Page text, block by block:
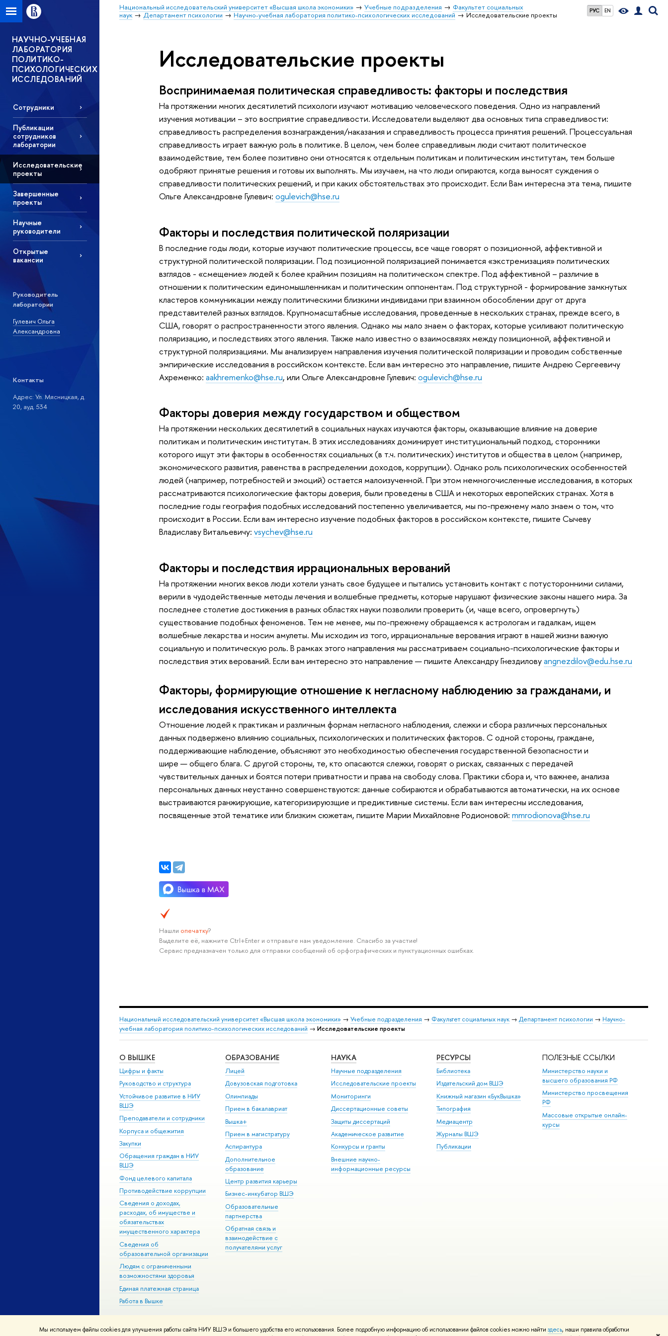
Мы используем файлы cookies для улучшения работы сайта НИУ ВШЭ и большего удобства его использования. Более подробную информацию об использовании файлов cookies можно найти здесь, наши правила обработки
РУС EN
Национальный исследовательский университет «Высшая школа экономики» Учебные подразделения
Факультет социальных
наук
Департамент психологии Научно-учебная лаборатория политико-психологических исследований Исследовательские проекты
НАУЧНО-УЧЕБНАЯ
ЛАБОРАТОРИЯ
ПОЛИТИКО-
ПСИХОЛОГИЧЕСКИХ
ИССЛЕДОВАНИЙ
Сотрудники
Публикации
сотрудников
лаборатории
Исследовательские
проекты
Завершенные
проекты
Научные
руководители
Открытые
вакансии
Руководитель
лаборатории
Гулевич Ольга
Александровна
Контакты
Адрес: Ул. Мясницкая, д.
20, ауд. 534
Исследовательские проекты
Воспринимаемая политическая справедливость: факторы и последствия
На протяжении многих десятилетий психологи изучают мотивацию человеческого поведения. Одно из направлений
изучения мотивации – это восприятие справедливости. Исследователи выделяют два основных типа справедливости:
справедливость распределения вознаграждения/наказания и справедливость процесса принятия решений. Процессуальная
справедливость играет важную роль в политике. В целом, чем более справедливым люди считают политическое
взаимодействие, тем более позитивно они относятся к отдельным политикам и политическим институтам, тем больше
одобряют принятые решения и готовы их выполнять. Мы изучаем, на что люди опираются, когда выносят суждения о
справедливости политических решений, и при каких обстоятельствах это происходит. Если Вам интересна эта тема, пишите
Ольге Александровне Гулевич: ogulevich@hse.ru
Факторы и последствия политической поляризации
В последние годы люди, которые изучают политические процессы, все чаще говорят о позиционной, аффективной и
структурной политической поляризации. Под позиционной поляризацией понимается «экстремизация» политических
взглядов - «смещение» людей к более крайним позициям на политическом спектре. Под аффективной – различие в
отношении к политическим единомышленникам и политическим оппонентам. Под структурной - формирование замкнутых
кластеров коммуникации между политическими близкими индивидами при взаимном обособлении друг от друга
представителей разных взглядов. Крупномасштабные исследования, проведенные в нескольких странах, прежде всего, в
США, говорят о распространенности этого явления. Однако мы мало знаем о факторах, которые усиливают политическую
поляризацию, и последствиях этого явления. Также мало известно о взаимосвязях между позиционной, аффективной и
структурной поляризациями. Мы анализируем направления изучения политической поляризации и проводим собственные
эмпирические исследования в российском контексте. Если вам интересно это направление, пишите Андрею Сергеевичу
Ахременко: aakhremenko@hse.ru, или Ольге Александровне Гулевич: ogulevich@hse.ru
Факторы доверия между государством и обществом
На протяжении нескольких десятилетий в социальных науках изучаются факторы, оказывающие влияние на доверие
политикам и политическим институтам. В этих исследованиях доминирует институциональный подход, сторонники
которого ищут эти факторы в особенностях социальных (в т.ч. политических) институтов и общества в целом (например,
экономического развития, равенства в распределении доходов, коррупции). Однако роль психологических особенностей
людей (например, потребностей и эмоций) остается малоизученной. При этом немногочисленные исследования, в которых
рассматриваются психологические факторы доверия, были проведены в США и некоторых европейских странах. Хотя в
последние годы география подобных исследований постепенно увеличивается, мы по-прежнему мало знаем о том, что
происходит в России. Если вам интересно изучение подобных факторов в российском контексте, пишите Сычеву
Владиславу Витальевичу: vsychev@hse.ru
Факторы и последствия иррациональных верований
На протяжении многих веков люди хотели узнать свое будущее и пытались установить контакт с потусторонними силами,
верили в чудодейственные методы лечения и волшебные предметы, которые нарушают физические законы нашего мира. За
последнее столетие достижения в разных областях науки позволили проверить (и, чаще всего, опровергнуть)
существование подобных феноменов. Тем не менее, мы по-прежнему обращаемся к астрологам и гадалкам, ищем
волшебные лекарства и носим амулеты. Мы исходим из того, иррациональные верования играют в нашей жизни важную
социальную и политическую роль. В рамках этого направления мы рассматриваем социально-психологические факторы и
последствия этих верований. Если вам интересно это направление — пишите Александру Гнездиловуangnezdilov@edu.hse.ru
Факторы, формирующие отношение к негласному наблюдению за гражданами, и
исследования искусственного интеллекта
Отношение людей к практикам и различным формам негласного наблюдения, слежки и сбора различных персональных
данных подвержено влиянию социальных, психологических и политических факторов. С одной стороны, граждане,
поддерживающие наблюдение, объясняют это необходимостью обеспечения государственной безопасности и
шире — общего блага. С другой стороны, те, кто опасаются слежки, говорят о рисках, связанных с передачей
чувствительных данных и боятся потери приватности и права на свободу слова. Практики сбора и, что важнее, анализа
персональных данных неустанно совершенствуются: данные собираются и обрабатываются автоматически, на их основе
выстраиваются ранжирующие, категоризируюзщие и предиктивные системы. Если вам интересны исследования,
посвященные этой тематике или близким сюжетам, пишите Марии Михайловне Родионовой: mmrodionova@hse.ru
Нашли опечатку?
Выделите её, нажмите Ctrl+Enter и отправьте нам уведомление. Спасибо за участие!
Сервис предназначен только для отправки сообщений об орфографических и пунктуационных ошибках.
Национальный исследовательский университет «Высшая школа экономики» → Учебные подразделения → Факультет социальных наук → Департамент психологии → Научно-
учебная лаборатория политико-психологических исследований → Исследовательские проекты
О ВЫШКЕ
Цифры и факты
Руководство и структура
Устойчивое развитие в НИУ
ВШЭ
Преподаватели и сотрудники
Корпуса и общежития
Закупки
Обращения граждан в НИУ
ВШЭ
Фонд целевого капитала
Противодействие коррупции
Сведения о доходах,
расходах, об имуществе и
обязательствах
имущественного характера
Сведения об
образовательной организации
Людям с ограниченными
возможностями здоровья
Единая платежная страница
Работа в Вышке
ОБРАЗОВАНИЕ
Лицей
Довузовская подготовка
Олимпиады
Прием в бакалавриат
Вышка+
Прием в магистратуру
Аспирантура
Дополнительное
образование
Центр развития карьеры
Бизнес-инкубатор ВШЭ
Образовательные
партнерства
Обратная связь и
взаимодействие с
получателями услуг
НАУКА
Научные подразделения
Исследовательские проекты
Мониторинги
Диссертационные советы
Защиты диссертаций
Академическое развитие
Конкурсы и гранты
Внешние научно-
информационные ресурсы
РЕСУРСЫ
Библиотека
Издательский дом ВШЭ
Книжный магазин «БукВышка»
Типография
Медиацентр
Журналы ВШЭ
Публикации
ПОЛЕЗНЫЕ ССЫЛКИ
Министерство науки и
высшего образования РФ
Министерство просвещения
РФ
Массовые открытые онлайн-
курсы
Редактору
© НИУ ВШЭ 1993–2026 Адреса и контакты Условия использования материалов Политика конфиденциальности Карта сайта